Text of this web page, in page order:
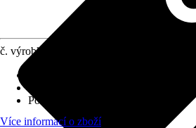
č. výrobku
Povrch/Povrchová úprava
Více informací o zboží